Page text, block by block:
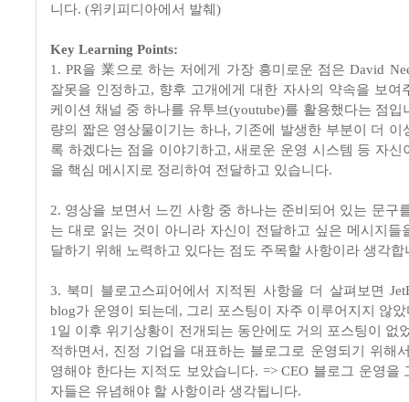
니다. (위키피디아에서 발췌)
Key Learning Points:
1. PR을 業으로 하는 저에게 가장 흥미로운 점은 David
잘못을 인정하고, 향후 고개에게 대한 자사의 약속을 보여
케이션 채널 중 하나를 유투브(youtube)를 활용했다는 점입
량의 짧은 영상물이기는 하나, 기존에 발생한 부분이 더 이
록 하겠다는 점을 이야기하고, 새로운 운영 시스템 등 자신
을 핵심 메시지로 정리하여 전달하고 있습니다.
2. 영상을 보면서 느낀 사항 중 하나는 준비되어 있는 문구
는 대로 읽는 것이 아니라 자신이 전달하고 싶은 메시지들
달하기 위해 노력하고 있다는 점도 주목할 사항이라 생각합
3. 북미 블로고스피어에서 지적된 사항을 더 살펴보면
blog가 운영이 되는데, 그리 포스팅이 자주 이루어지지 않
1일 이후 위기상황이 전개되는 동안에도 거의 포스팅이 없
적하면서, 진정 기업을 대표하는 블로그로 운영되기 위해
영해야 한다는 지적도 보았습니다. => CEO 블로그 운영을
자들은 유념해야 할 사항이라 생각됩니다.